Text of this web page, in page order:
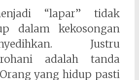
“lapar” tidak
dalam kekosongan
Justru
adalah tanda
yang hidup pasti